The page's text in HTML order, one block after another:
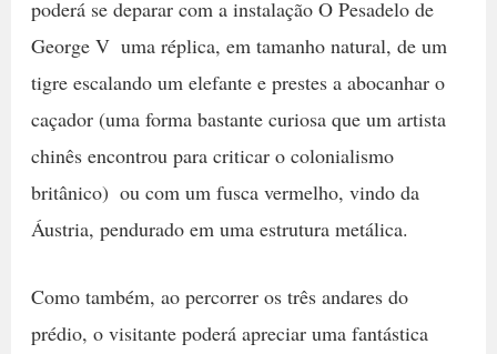
poderá se deparar com a instalação O Pesadelo de
George V  uma réplica, em tamanho natural, de um
tigre escalando um elefante e prestes a abocanhar o
caçador (uma forma bastante curiosa que um artista
chinês encontrou para criticar o colonialismo
britânico)  ou com um fusca vermelho, vindo da
Áustria, pendurado em uma estrutura metálica.
Como também, ao percorrer os três andares do
prédio, o visitante poderá apreciar uma fantástica